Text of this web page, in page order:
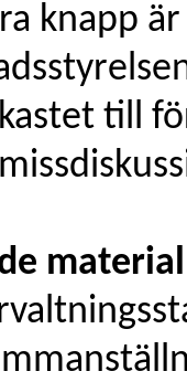
knapp
till
material